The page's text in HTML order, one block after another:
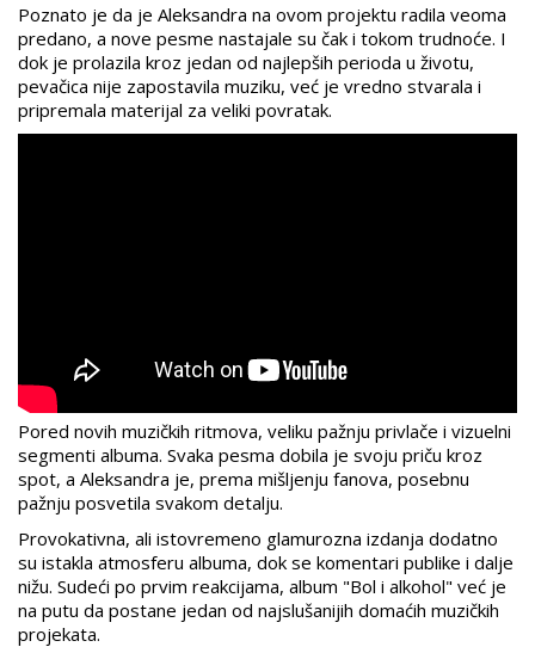
Poznato je da je Aleksandra na ovom projektu radila veoma
predano, a nove pesme nastajale su čak i tokom trudnoće. I
dok je prolazila kroz jedan od najlepših perioda u životu,
pevačica nije zapostavila muziku, već je vredno stvarala i
pripremala materijal za veliki povratak.
Pored novih muzičkih ritmova, veliku pažnju privlače i vizuelni
segmenti albuma. Svaka pesma dobila je svoju priču kroz
spot, a Aleksandra je, prema mišljenju fanova, posebnu
pažnju posvetila svakom detalju.
Provokativna, ali istovremeno glamurozna izdanja dodatno
su istakla atmosferu albuma, dok se komentari publike i dalje
nižu. Sudeći po prvim reakcijama, album "Bol i alkohol" već je
na putu da postane jedan od najslušanijih domaćih muzičkih
projekata.